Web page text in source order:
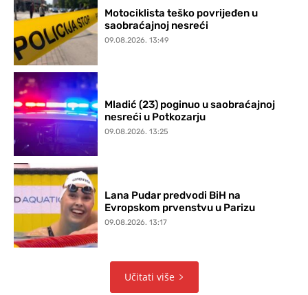
Motociklista teško povrijeđen u
saobraćajnoj nesreći
09.08.2026. 13:49
Mladić (23) poginuo u saobraćajnoj
nesreći u Potkozarju
09.08.2026. 13:25
Lana Pudar predvodi BiH na
Evropskom prvenstvu u Parizu
09.08.2026. 13:17
Učitati više